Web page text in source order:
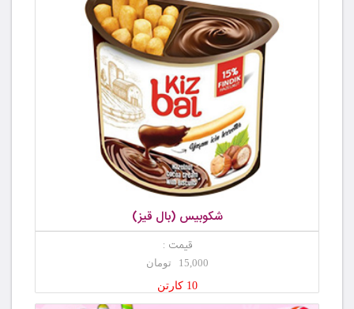
شکوبیس (بال قیز)
قیمت :
15,000 تومان
10 کارتن